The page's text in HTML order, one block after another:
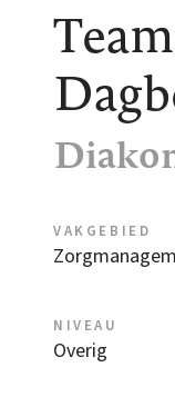
VAKGEBIED
NIVEAU
Overig